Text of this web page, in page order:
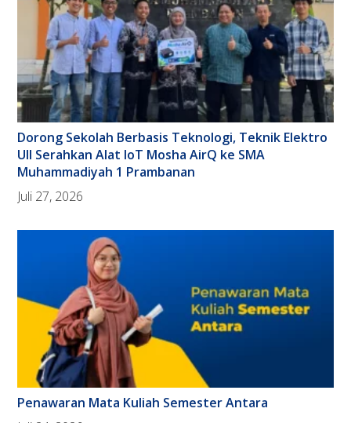
Dorong Sekolah Berbasis Teknologi, Teknik Elektro
UII Serahkan Alat IoT Mosha AirQ ke SMA
Muhammadiyah 1 Prambanan
Juli 27, 2026
Penawaran Mata Kuliah Semester Antara